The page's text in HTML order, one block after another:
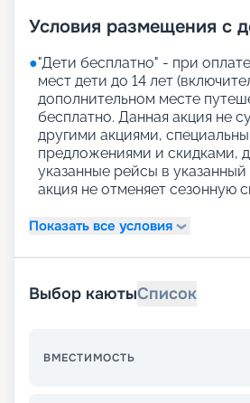
Условия размещения с
●"Дети бесплатно" - при
мест дети до 14 лет
дополнительном месте
бесплатно. Данная акция не
другими акциями,
предложениями и скидками,
указанные рейсы в
акция не отменяет сезонную
Показать все условия
Выбор каютыСписок
ВМЕСТИМОСТЬ